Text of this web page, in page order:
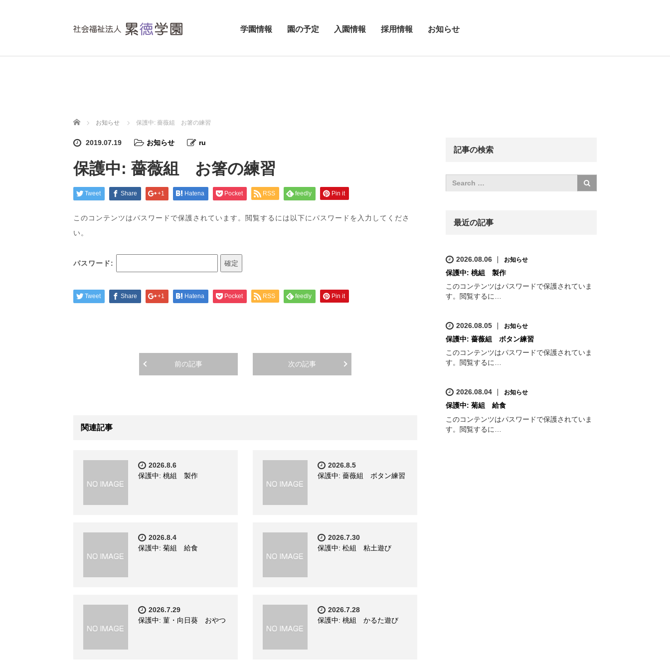
学園情報 園の予定 入園情報 採用情報 お知らせ
ホーム お知らせ 保護中: 薔薇組 お箸の練習
2019.07.19 お知らせ ru
保護中: 薔薇組 お箸の練習
Tweet Share +1 Hatena Pocket RSS feedly Pin it
このコンテンツはパスワードで保護されています。閲覧するには以下にパスワードを入力してくださ
い。
パスワード:
Tweet Share +1 Hatena Pocket RSS feedly Pin it
前の記事 次の記事
関連記事
2026.8.6
保護中: 桃組 製作
2026.8.5
保護中: 薔薇組 ボタン練習
2026.8.4
保護中: 菊組 給食
2026.7.30
保護中: 松組 粘土遊び
2026.7.29
保護中: 菫・向日葵 おやつ
2026.7.28
保護中: 桃組 かるた遊び
記事の検索
最近の記事
2026.08.06 お知らせ
保護中: 桃組 製作
このコンテンツはパスワードで保護されていま
す。閲覧するに…
2026.08.05 お知らせ
保護中: 薔薇組 ボタン練習
このコンテンツはパスワードで保護されていま
す。閲覧するに…
2026.08.04 お知らせ
保護中: 菊組 給食
このコンテンツはパスワードで保護されていま
す。閲覧するに…